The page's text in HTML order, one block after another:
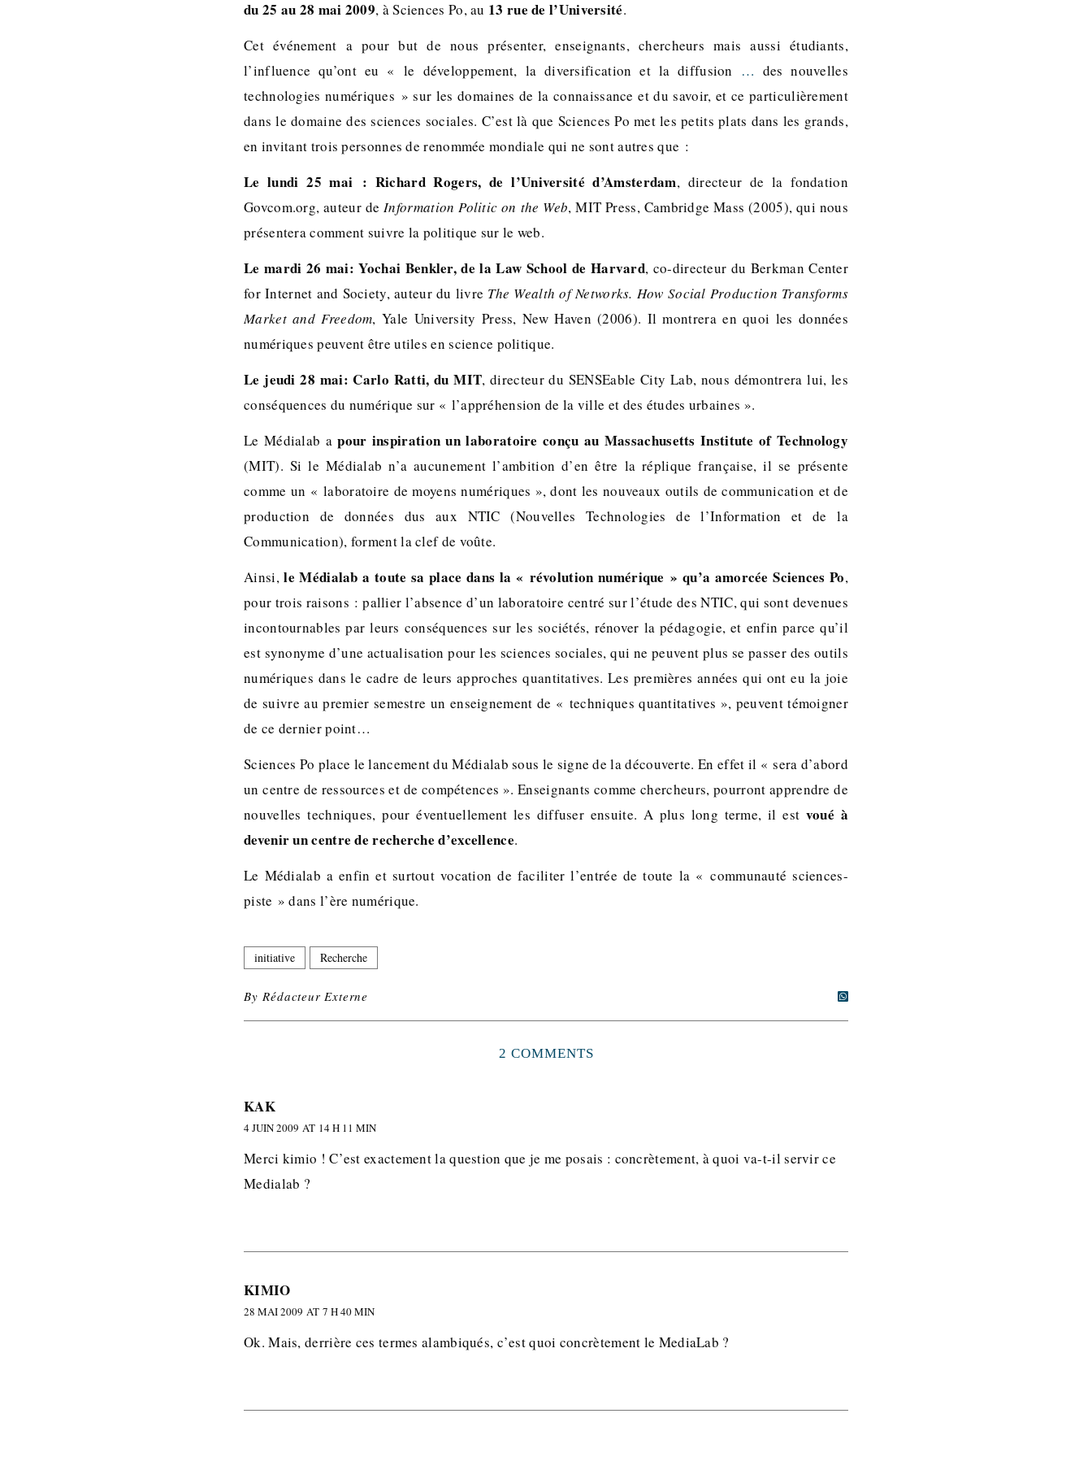
du 25 au 28 mai 2009, à Sciences Po, au 13 rue de l’Université.
Cet événement a pour but de nous présenter, enseignants, chercheurs mais aussi étudiants,
l’influence qu’ont eu « le développement, la diversification et la diffusion
… des nouvelles
technologies numériques » sur les domaines de la connaissance et du savoir, et ce particulièrement
dans le domaine des sciences sociales. C’est là que Sciences Po met les petits plats dans les grands,
en invitant trois personnes de renommée mondiale qui ne sont autres que :
Le lundi 25 mai : Richard Rogers, de l’Université d’Amsterdam, directeur de la fondation
Govcom.org, auteur deInformation Politic on the Web, MIT Press, Cambridge Mass (2005), qui nous
présentera comment suivre la politique sur le web.
Le mardi 26 mai: Yochai Benkler, de la Law School de Harvard, co-directeur du Berkman Center
for Internet and Society, auteur du livre The Wealth of Networks. How Social Production Transforms
Market and Freedom, Yale University Press, New Haven (2006). Il montrera en quoi les données
numériques peuvent être utiles en science politique.
Le jeudi 28 mai: Carlo Ratti, du MIT, directeur du SENSEable City Lab, nous démontrera lui, les
conséquences du numérique sur « l’appréhension de la ville et des études urbaines ».
Le Médialab apour inspiration un laboratoire conçu au Massachusetts Institute of Technology
(MIT). Si le Médialab n’a aucunement l’ambition d’en être la réplique française, il se présente
comme un « laboratoire de moyens numériques », dont les nouveaux outils de communication et de
production de données dus aux NTIC (Nouvelles Technologies de l’Information et de la
Communication), forment la clef de voûte.
Ainsi,le Médialab a toute sa place dans la « révolution numérique » qu’a amorcée Sciences Po,
pour trois raisons : pallier l’absence d’un laboratoire centré sur l’étude des NTIC, qui sont devenues
incontournables par leurs conséquences sur les sociétés, rénover la pédagogie, et enfin parce qu’il
est synonyme d’une actualisation pour les sciences sociales, qui ne peuvent plus se passer des outils
numériques dans le cadre de leurs approches quantitatives. Les premières années qui ont eu la joie
de suivre au premier semestre un enseignement de « techniques quantitatives », peuvent témoigner
de ce dernier point…
Sciences Po place le lancement du Médialab sous le signe de la découverte. En effet il « sera d’abord
un centre de ressources et de compétences ». Enseignants comme chercheurs, pourront apprendre de
nouvelles techniques, pour éventuellement les diffuser ensuite. A plus long terme, il est voué à
devenir un centre de recherche d’excellence.
Le Médialab a enfin et surtout vocation de faciliter l’entrée de toute la « communauté sciences-
piste » dans l’ère numérique.
initiative Recherche
ByRédacteur Externe
2 COMMENTS
KAK
4 JUIN 2009 AT 14 H 11 MIN
Merci kimio ! C’est exactement la question que je me posais : concrètement, à quoi va-t-il servir ce
Medialab ?
KIMIO
28 MAI 2009 AT 7 H 40 MIN
Ok. Mais, derrière ces termes alambiqués, c’est quoi concrètement le MediaLab ?